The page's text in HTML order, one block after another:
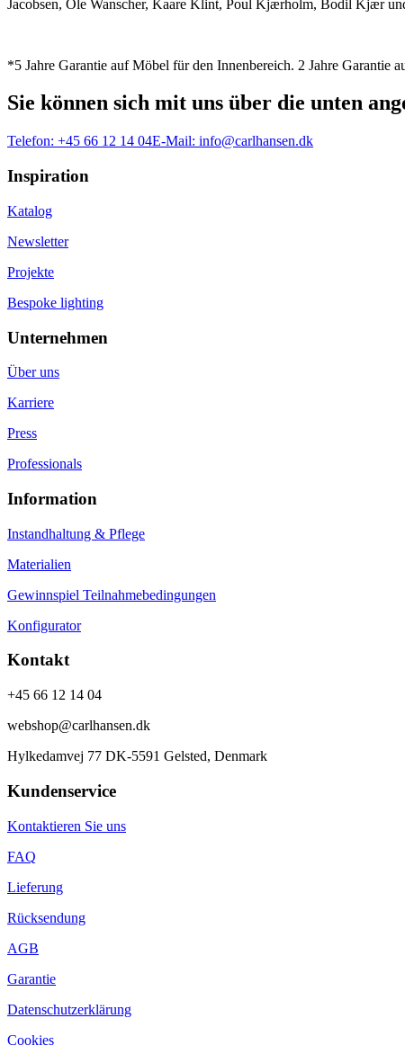
Jacobsen, Ole Wanscher, Kaare Klint, Poul Kjærholm, Bodil Kjær
*5 Jahre Garantie auf Möbel für den Innenbereich. 2 Jahre Garantie
Sie können sich mit uns über die unten
Telefon: +45 66 12 14 04E-Mail: info@carlhansen.dk
Inspiration
Katalog
Newsletter
Projekte
Bespoke lighting
Unternehmen
Über uns
Karriere
Press
Professionals
Information
Instandhaltung & Pflege
Materialien
Gewinnspiel Teilnahmebedingungen
Konfigurator
Kontakt
+45 66 12 14 04
webshop@carlhansen.dk
Hylkedamvej 77 DK-5591 Gelsted, Denmark
Kundenservice
Kontaktieren Sie uns
FAQ
Lieferung
Rücksendung
AGB
Garantie
Datenschutzerklärung
Cookies